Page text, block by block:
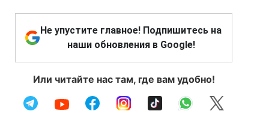
Не упустите главное! Подпишитесь на
наши обновления в Google!
Или читайте нас там, где вам удобно!